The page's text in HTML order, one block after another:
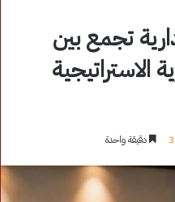
تجمع بين
الاستراتيجية
دقيقة واحدة